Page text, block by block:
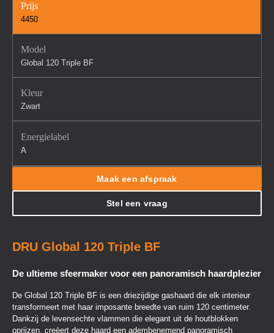
Prijs
4450
Model
Global 120 Triple BF
Kleur
Zwart
Energielabel
A
Maak een afspraak
Stel een vraag
DRU Global 120 Triple BF
De ultieme sfeermaker voor een panoramisch haardplezier
De Global 120 Triple BF is een driezijdige gashaard die elk interieur
transformeert met haar imposante breedte van ruim 120 centimeter.
Dankzij de levensechte vlammen die elegant uit de houtblokken
oprijzen, creëert deze haard een adembenemend panoramisch